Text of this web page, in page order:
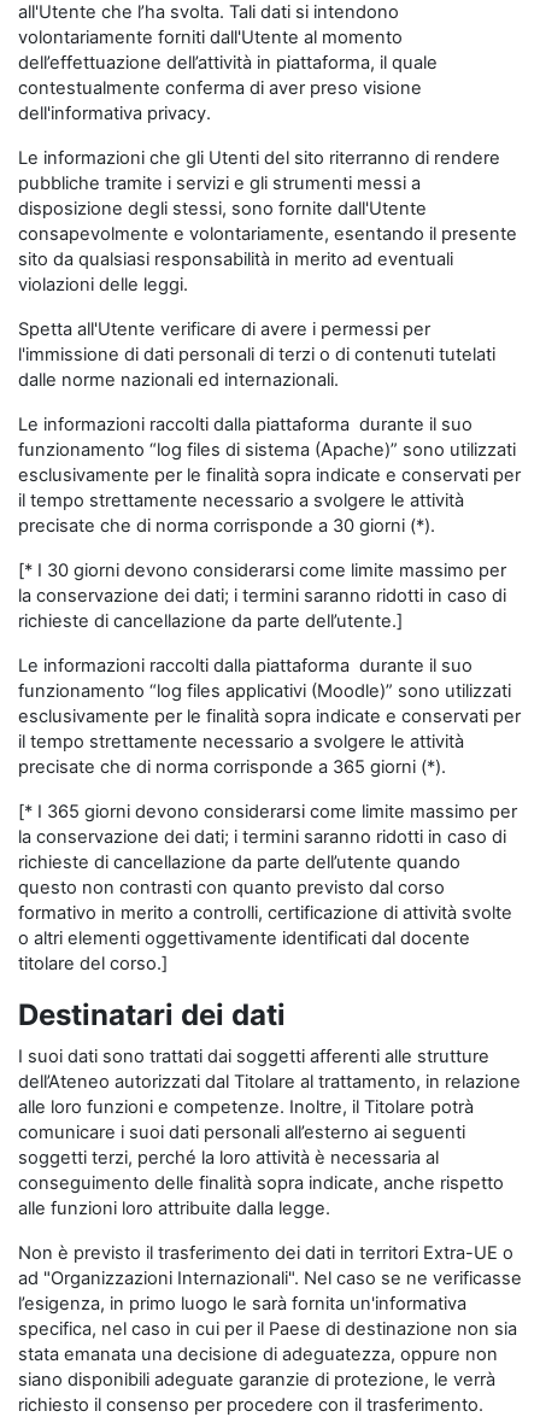
all'Utente che l’ha svolta. Tali dati si intendono
volontariamente forniti dall'Utente al momento
dell’effettuazione dell’attività in piattaforma, il quale
contestualmente conferma di aver preso visione
dell'informativa privacy.
Le informazioni che gli Utenti del sito riterranno di rendere
pubbliche tramite i servizi e gli strumenti messi a
disposizione degli stessi, sono fornite dall'Utente
consapevolmente e volontariamente, esentando il presente
sito da qualsiasi responsabilità in merito ad eventuali
violazioni delle leggi.
Spetta all'Utente verificare di avere i permessi per
l'immissione di dati personali di terzi o di contenuti tutelati
dalle norme nazionali ed internazionali.
Le informazioni raccolti dalla piattaforma durante il suo
funzionamento “log files di sistema (Apache)” sono utilizzati
esclusivamente per le finalità sopra indicate e conservati per
il tempo strettamente necessario a svolgere le attività
precisate che di norma corrisponde a 30 giorni (*).
[* I 30 giorni devono considerarsi come limite massimo per
la conservazione dei dati; i termini saranno ridotti in caso di
richieste di cancellazione da parte dell’utente.]
Le informazioni raccolti dalla piattaforma durante il suo
funzionamento “log files applicativi (Moodle)” sono utilizzati
esclusivamente per le finalità sopra indicate e conservati per
il tempo strettamente necessario a svolgere le attività
precisate che di norma corrisponde a 365 giorni (*).
[* I 365 giorni devono considerarsi come limite massimo per
la conservazione dei dati; i termini saranno ridotti in caso di
richieste di cancellazione da parte dell’utente quando
questo non contrasti con quanto previsto dal corso
formativo in merito a controlli, certificazione di attività svolte
o altri elementi oggettivamente identificati dal docente
titolare del corso.]
Destinatari dei dati
I suoi dati sono trattati dai soggetti afferenti alle strutture
dell’Ateneo autorizzati dal Titolare al trattamento, in relazione
alle loro funzioni e competenze. Inoltre, il Titolare potrà
comunicare i suoi dati personali all’esterno ai seguenti
soggetti terzi, perché la loro attività è necessaria al
conseguimento delle finalità sopra indicate, anche rispetto
alle funzioni loro attribuite dalla legge.
Non è previsto il trasferimento dei dati in territori Extra-UE o
ad "Organizzazioni Internazionali". Nel caso se ne verificasse
l’esigenza, in primo luogo le sarà fornita un'informativa
specifica, nel caso in cui per il Paese di destinazione non sia
stata emanata una decisione di adeguatezza, oppure non
siano disponibili adeguate garanzie di protezione, le verrà
richiesto il consenso per procedere con il trasferimento.